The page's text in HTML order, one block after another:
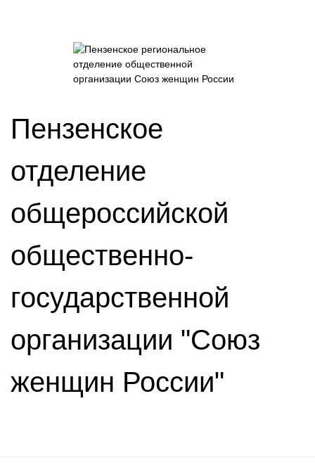
Пензенское
отделение
общероссийской
общественно-
государственной
организации "Союз
женщин России"